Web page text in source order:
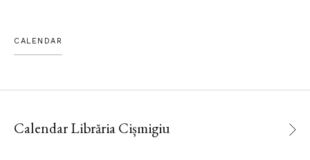
CALENDAR
Calendar Librăria Cișmigiu